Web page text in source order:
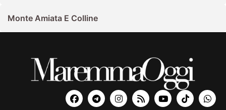
Monte Amiata E Colline